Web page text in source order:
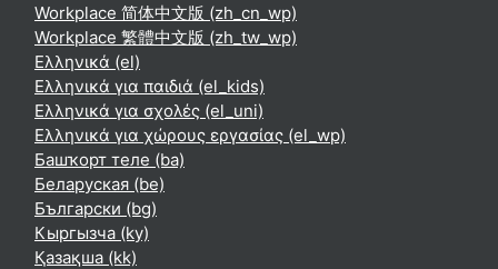
Workplace 简体中文版 ‎(zh_cn_wp)‎
Workplace 繁體中文版 ‎(zh_tw_wp)‎
Ελληνικά ‎(el)‎
Ελληνικά για παιδιά ‎(el_kids)‎
Ελληνικά για σχολές ‎(el_uni)‎
Ελληνικά για χώρους εργασίας ‎(el_wp)‎
Башҡорт теле ‎(ba)‎
Беларуская ‎(be)‎
Български ‎(bg)‎
Кыргызча ‎(ky)‎
Қазақша ‎(kk)‎